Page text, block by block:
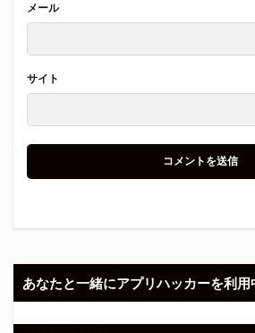
メール
サイト
あなたと一緒にアプリハッカーを利